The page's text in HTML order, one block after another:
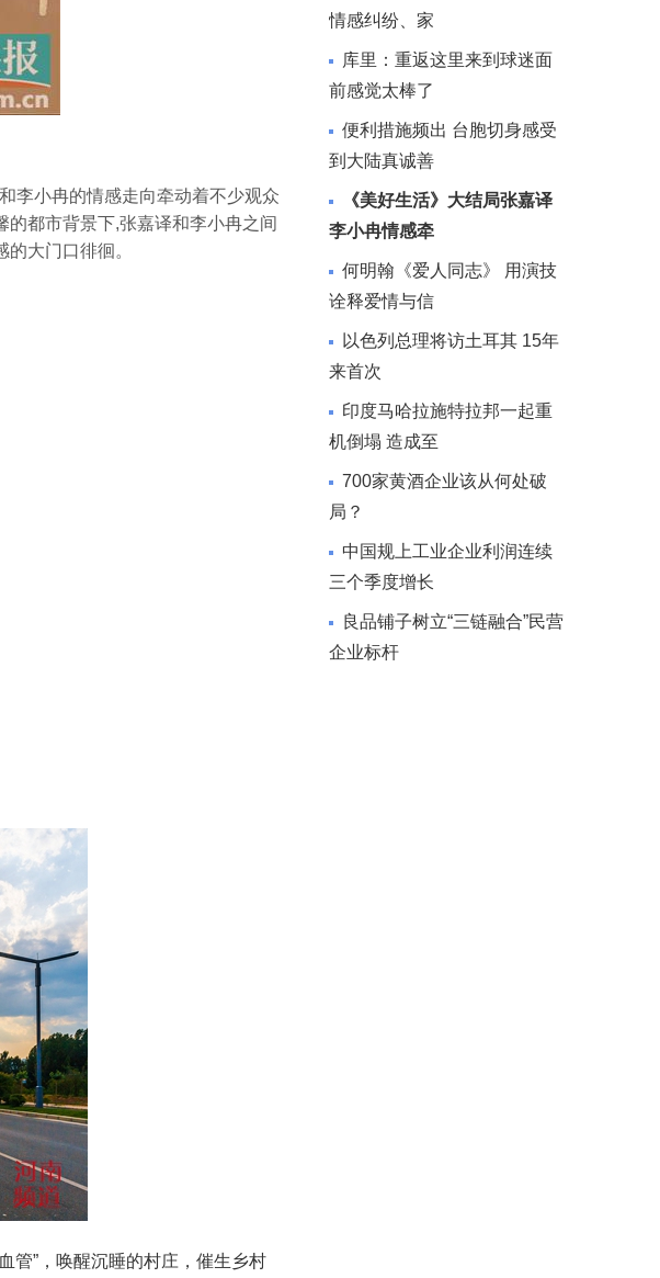
小冉的情感走向牵动着不少观众
的都市背景下,张嘉译和李小冉之间
大门口徘徊。
”，唤醒沉睡的村庄，催生乡村
情感纠纷、家
库里：重返这里来到球迷面
前感觉太棒了
便利措施频出 台胞切身感受
到大陆真诚善
《美好生活》大结局张嘉译
李小冉情感牵
何明翰《爱人同志》 用演技
诠释爱情与信
以色列总理将访土耳其 15年
来首次
印度马哈拉施特拉邦一起重
机倒塌 造成至
700家黄酒企业该从何处破
局？
中国规上工业企业利润连续
三个季度增长
良品铺子树立“三链融合”民营
企业标杆